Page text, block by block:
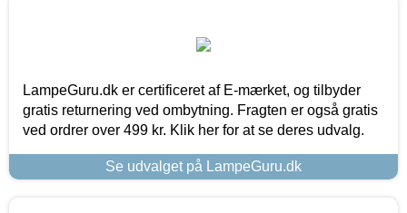
LampeGuru.dk er certificeret af E-mærket, og tilbyder
gratis returnering ved ombytning. Fragten er også gratis
ved ordrer over 499 kr. Klik her for at se deres udvalg.
Se udvalget på LampeGuru.dk